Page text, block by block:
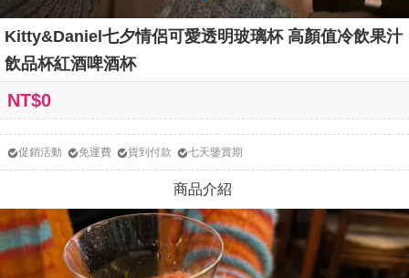
Kitty&Daniel七夕情侶可愛透明玻璃杯 高顏值冷飲果汁
飲品杯紅酒啤酒杯
NT$0
促銷活動 免運費 貨到付款 七天鑒賞期
商品介紹